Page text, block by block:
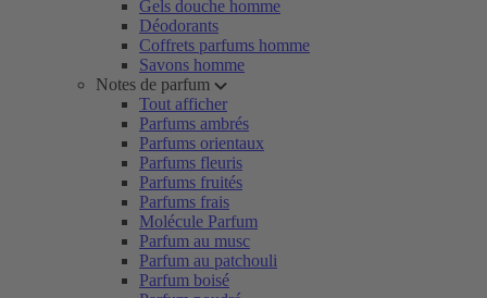
Gels douche homme
Déodorants
Coffrets parfums homme
Savons homme
Notes de parfum
Tout afficher
Parfums ambrés
Parfums orientaux
Parfums fleuris
Parfums fruités
Parfums frais
Molécule Parfum
Parfum au musc
Parfum au patchouli
Parfum boisé